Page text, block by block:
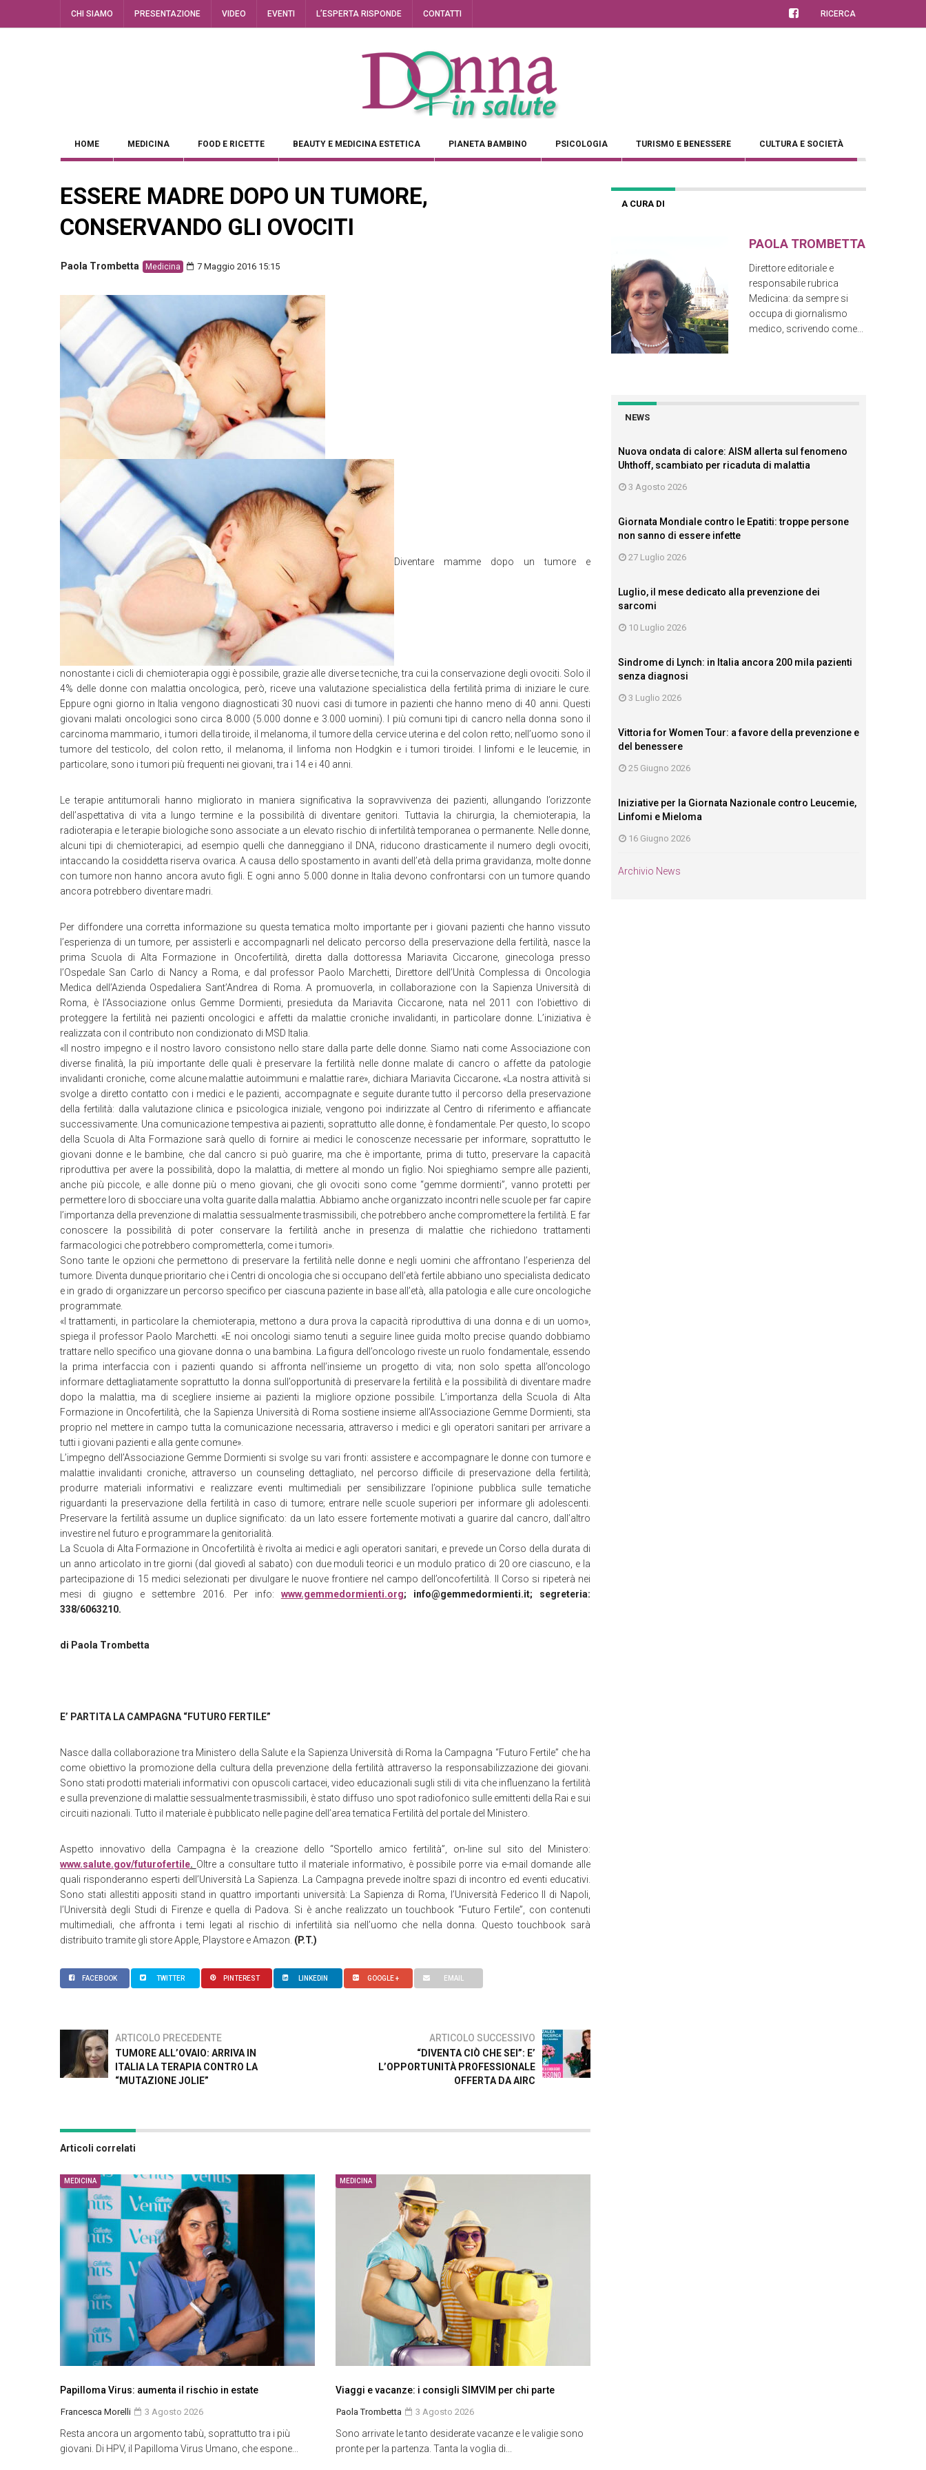
CHI SIAMO PRESENTAZIONE VIDEO EVENTI L’ESPERTA RISPONDE CONTATTI RICERCA
HOME MEDICINA FOOD E RICETTE BEAUTY E MEDICINA ESTETICA PIANETA BAMBINO PSICOLOGIA TURISMO E BENESSERE CULTURA E SOCIETÀ
ESSERE MADRE DOPO UN TUMORE,
CONSERVANDO GLI OVOCITI
Paola Trombetta Medicina 7 Maggio 2016 15:15
Diventare mamme dopo un tumore e
nonostante i cicli di chemioterapia oggi è possibile, grazie alle diverse tecniche, tra cui la conservazione degli ovociti. Solo il
4% delle donne con malattia oncologica, però, riceve una valutazione specialistica della fertilità prima di iniziare le cure.
Eppure ogni giorno in Italia vengono diagnosticati 30 nuovi casi di tumore in pazienti che hanno meno di 40 anni. Questi
giovani malati oncologici sono circa 8.000 (5.000 donne e 3.000 uomini). I più comuni tipi di cancro nella donna sono il
carcinoma mammario, i tumori della tiroide, il melanoma, il tumore della cervice uterina e del colon retto; nell’uomo sono il
tumore del testicolo, del colon retto, il melanoma, il linfoma non Hodgkin e i tumori tiroidei. I linfomi e le leucemie, in
particolare, sono i tumori più frequenti nei giovani, tra i 14 e i 40 anni.
Le terapie antitumorali hanno migliorato in maniera significativa la sopravvivenza dei pazienti, allungando l’orizzonte
dell’aspettativa di vita a lungo termine e la possibilità di diventare genitori. Tuttavia la chirurgia, la chemioterapia, la
radioterapia e le terapie biologiche sono associate a un elevato rischio di infertilità temporanea o permanente. Nelle donne,
alcuni tipi di chemioterapici, ad esempio quelli che danneggiano il DNA, riducono drasticamente il numero degli ovociti,
intaccando la cosiddetta riserva ovarica. A causa dello spostamento in avanti dell’età della prima gravidanza, molte donne
con tumore non hanno ancora avuto figli. E ogni anno 5.000 donne in Italia devono confrontarsi con un tumore quando
ancora potrebbero diventare madri.
Per diffondere una corretta informazione su questa tematica molto importante per i giovani pazienti che hanno vissuto
l’esperienza di un tumore, per assisterli e accompagnarli nel delicato percorso della preservazione della fertilità, nasce la
prima Scuola di Alta Formazione in Oncofertilità, diretta dalla dottoressa Mariavita Ciccarone, ginecologa presso
l’Ospedale San Carlo di Nancy a Roma, e dal professor Paolo Marchetti, Direttore dell’Unità Complessa di Oncologia
Medica dell’Azienda Ospedaliera Sant’Andrea di Roma. A promuoverla, in collaborazione con la Sapienza Università di
Roma, è l’Associazione onlus Gemme Dormienti, presieduta da Mariavita Ciccarone, nata nel 2011 con l’obiettivo di
proteggere la fertilità nei pazienti oncologici e affetti da malattie croniche invalidanti, in particolare donne. L’iniziativa è
realizzata con il contributo non condizionato di MSD Italia.
«Il nostro impegno e il nostro lavoro consistono nello stare dalla parte delle donne. Siamo nati come Associazione con
diverse finalità, la più importante delle quali è preservare la fertilità nelle donne malate di cancro o affette da patologie
invalidanti croniche, come alcune malattie autoimmuni e malattie rare», dichiara Mariavita Ciccarone. «La nostra attività si
svolge a diretto contatto con i medici e le pazienti, accompagnate e seguite durante tutto il percorso della preservazione
della fertilità: dalla valutazione clinica e psicologica iniziale, vengono poi indirizzate al Centro di riferimento e affiancate
successivamente. Una comunicazione tempestiva ai pazienti, soprattutto alle donne, è fondamentale. Per questo, lo scopo
della Scuola di Alta Formazione sarà quello di fornire ai medici le conoscenze necessarie per informare, soprattutto le
giovani donne e le bambine, che dal cancro si può guarire, ma che è importante, prima di tutto, preservare la capacità
riproduttiva per avere la possibilità, dopo la malattia, di mettere al mondo un figlio. Noi spieghiamo sempre alle pazienti,
anche più piccole, e alle donne più o meno giovani, che gli ovociti sono come “gemme dormienti”, vanno protetti per
permettere loro di sbocciare una volta guarite dalla malattia. Abbiamo anche organizzato incontri nelle scuole per far capire
l’importanza della prevenzione di malattia sessualmente trasmissibili, che potrebbero anche compromettere la fertilità. E far
conoscere la possibilità di poter conservare la fertilità anche in presenza di malattie che richiedono trattamenti
farmacologici che potrebbero comprometterla, come i tumori».
Sono tante le opzioni che permettono di preservare la fertilità nelle donne e negli uomini che affrontano l’esperienza del
tumore. Diventa dunque prioritario che i Centri di oncologia che si occupano dell’età fertile abbiano uno specialista dedicato
e in grado di organizzare un percorso specifico per ciascuna paziente in base all’età, alla patologia e alle cure oncologiche
programmate.
«I trattamenti, in particolare la chemioterapia, mettono a dura prova la capacità riproduttiva di una donna e di un uomo»,
spiega il professor Paolo Marchetti. «E noi oncologi siamo tenuti a seguire linee guida molto precise quando dobbiamo
trattare nello specifico una giovane donna o una bambina. La figura dell’oncologo riveste un ruolo fondamentale, essendo
la prima interfaccia con i pazienti quando si affronta nell’insieme un progetto di vita; non solo spetta all’oncologo
informare dettagliatamente soprattutto la donna sull’opportunità di preservare la fertilità e la possibilità di diventare madre
dopo la malattia, ma di scegliere insieme ai pazienti la migliore opzione possibile. L’importanza della Scuola di Alta
Formazione in Oncofertilità, che la Sapienza Università di Roma sostiene insieme all’Associazione Gemme Dormienti, sta
proprio nel mettere in campo tutta la comunicazione necessaria, attraverso i medici e gli operatori sanitari per arrivare a
tutti i giovani pazienti e alla gente comune».
L’impegno dell’Associazione Gemme Dormienti si svolge su vari fronti: assistere e accompagnare le donne con tumore e
malattie invalidanti croniche, attraverso un counseling dettagliato, nel percorso difficile di preservazione della fertilità;
produrre materiali informativi e realizzare eventi multimediali per sensibilizzare l’opinione pubblica sulle tematiche
riguardanti la preservazione della fertilità in caso di tumore; entrare nelle scuole superiori per informare gli adolescenti.
Preservare la fertilità assume un duplice significato: da un lato essere fortemente motivati a guarire dal cancro, dall’altro
investire nel futuro e programmare la genitorialità.
La Scuola di Alta Formazione in Oncofertilità è rivolta ai medici e agli operatori sanitari, e prevede un Corso della durata di
un anno articolato in tre giorni (dal giovedì al sabato) con due moduli teorici e un modulo pratico di 20 ore ciascuno, e la
partecipazione di 15 medici selezionati per divulgare le nuove frontiere nel campo dell’oncofertilità. Il Corso si ripeterà nei
mesi di giugno e settembre 2016. Per info: www.gemmedormienti.org; info@gemmedormienti.it; segreteria:
338/6063210.
di Paola Trombetta
E’ PARTITA LA CAMPAGNA “FUTURO FERTILE”
Nasce dalla collaborazione tra Ministero della Salute e la Sapienza Università di Roma la Campagna “Futuro Fertile” che ha
come obiettivo la promozione della cultura della prevenzione della fertilità attraverso la responsabilizzazione dei giovani.
Sono stati prodotti materiali informativi con opuscoli cartacei, video educazionali sugli stili di vita che influenzano la fertilità
e sulla prevenzione di malattie sessualmente trasmissibili, è stato diffuso uno spot radiofonico sulle emittenti della Rai e sui
circuiti nazionali. Tutto il materiale è pubblicato nelle pagine dell’area tematica Fertilità del portale del Ministero.
Aspetto innovativo della Campagna è la creazione dello “Sportello amico fertilità”, on-line sul sito del Ministero:
www.salute.gov/futurofertile. Oltre a consultare tutto il materiale informativo, è possibile porre via e-mail domande alle
quali risponderanno esperti dell’Università La Sapienza. La Campagna prevede inoltre spazi di incontro ed eventi educativi.
Sono stati allestiti appositi stand in quattro importanti università: La Sapienza di Roma, l’Università Federico II di Napoli,
l’Università degli Studi di Firenze e quella di Padova. Si è anche realizzato un touchbook “Futuro Fertile”, con contenuti
multimediali, che affronta i temi legati al rischio di infertilità sia nell’uomo che nella donna. Questo touchbook sarà
distribuito tramite gli store Apple, Playstore e Amazon. (P.T.)
FACEBOOK TWITTER PINTEREST LINKEDIN GOOGLE + EMAIL
ARTICOLO PRECEDENTE
TUMORE ALL’OVAIO: ARRIVA IN
ITALIA LA TERAPIA CONTRO LA
“MUTAZIONE JOLIE”
ARTICOLO SUCCESSIVO
“DIVENTA CIÒ CHE SEI”: E’
L’OPPORTUNITÀ PROFESSIONALE
OFFERTA DA AIRC
Articoli correlati
MEDICINA
Papilloma Virus: aumenta il rischio in estate
Francesca Morelli 3 Agosto 2026
Resta ancora un argomento tabù, soprattutto tra i più
giovani. Di HPV, il Papilloma Virus Umano, che espone...
MEDICINA
Viaggi e vacanze: i consigli SIMVIM per chi parte
Paola Trombetta 3 Agosto 2026
Sono arrivate le tanto desiderate vacanze e le valigie sono
pronte per la partenza. Tanta la voglia di...
A CURA DI
PAOLA TROMBETTA
Direttore editoriale e
responsabile rubrica
Medicina: da sempre si
occupa di giornalismo
medico, scrivendo come...
NEWS
Nuova ondata di calore: AISM allerta sul fenomeno
Uhthoff, scambiato per ricaduta di malattia
3 Agosto 2026
Giornata Mondiale contro le Epatiti: troppe persone
non sanno di essere infette
27 Luglio 2026
Luglio, il mese dedicato alla prevenzione dei
sarcomi
10 Luglio 2026
Sindrome di Lynch: in Italia ancora 200 mila pazienti
senza diagnosi
3 Luglio 2026
Vittoria for Women Tour: a favore della prevenzione e
del benessere
25 Giugno 2026
Iniziative per la Giornata Nazionale contro Leucemie,
Linfomi e Mieloma
16 Giugno 2026
Archivio News